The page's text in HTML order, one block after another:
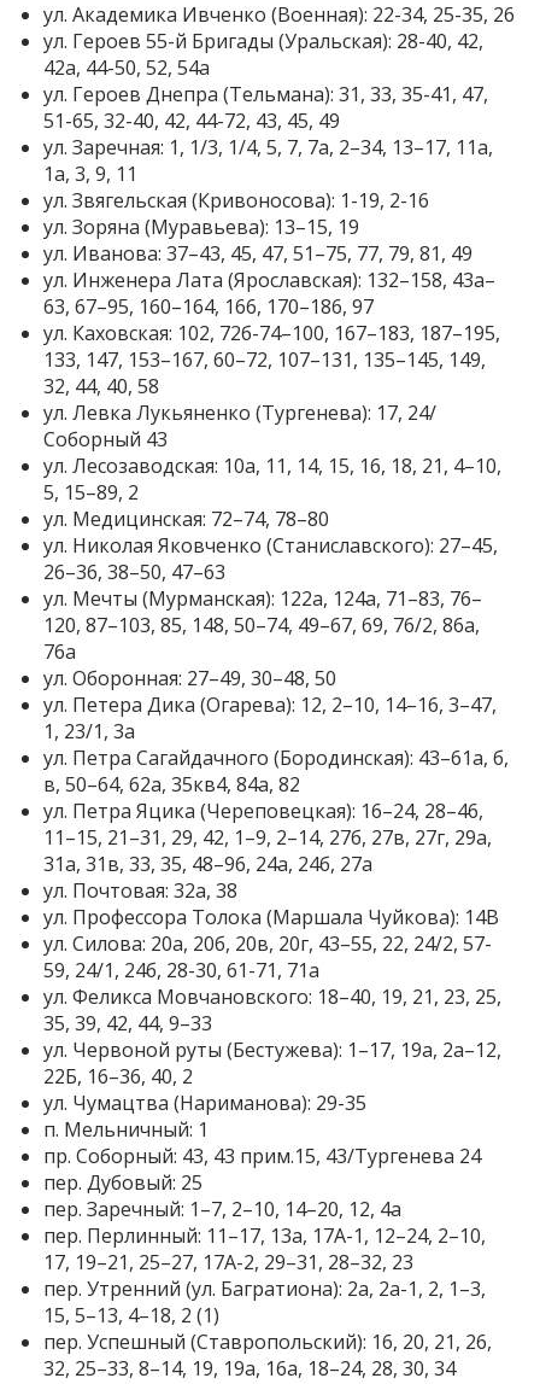
ул. Академика Ивченко (Военная): 22-34, 25-35, 26
ул. Героев 55-й Бригады (Уральская): 28-40, 42,
42а, 44-50, 52, 54а
ул. Героев Днепра (Тельмана): 31, 33, 35-41, 47,
51-65, 32-40, 42, 44-72, 43, 45, 49
ул. Заречная: 1, 1/3, 1/4, 5, 7, 7а, 2–34, 13–17, 11а,
1а, 3, 9, 11
ул. Звягельская (Кривоносова): 1-19, 2-16
ул. Зоряна (Муравьева): 13–15, 19
ул. Иванова: 37–43, 45, 47, 51–75, 77, 79, 81, 49
ул. Инженера Лата (Ярославская): 132–158, 43а–
63, 67–95, 160–164, 166, 170–186, 97
ул. Каховская: 102, 72б-74–100, 167–183, 187–195,
133, 147, 153–167, 60–72, 107–131, 135–145, 149,
32, 44, 40, 58
ул. Левка Лукьяненко (Тургенева): 17, 24/
Соборный 43
ул. Лесозаводская: 10а, 11, 14, 15, 16, 18, 21, 4–10,
5, 15–89, 2
ул. Медицинская: 72–74, 78–80
ул. Николая Яковченко (Станиславского): 27–45,
26–36, 38–50, 47–63
ул. Мечты (Мурманская): 122а, 124а, 71–83, 76–
120, 87–103, 85, 148, 50–74, 49–67, 69, 76/2, 86а,
76а
ул. Оборонная: 27–49, 30–48, 50
ул. Петера Дика (Огарева): 12, 2–10, 14–16, 3–47,
1, 23/1, 3а
ул. Петра Сагайдачного (Бородинская): 43–61а, б,
в, 50–64, 62а, 35кв4, 84а, 82
ул. Петра Яцика (Череповецкая): 16–24, 28–46,
11–15, 21–31, 29, 42, 1–9, 2–14, 27б, 27в, 27г, 29а,
31а, 31в, 33, 35, 48–96, 24а, 24б, 27а
ул. Почтовая: 32а, 38
ул. Профессора Толока (Маршала Чуйкова): 14В
ул. Силова: 20а, 20б, 20в, 20г, 43–55, 22, 24/2, 57-
59, 24/1, 24б, 28-30, 61-71, 71а
ул. Феликса Мовчановского: 18–40, 19, 21, 23, 25,
35, 39, 42, 44, 9–33
ул. Червоной руты (Бестужева): 1–17, 19а, 2а–12,
22Б, 16–36, 40, 2
ул. Чумацтва (Нариманова): 29-35
п. Мельничный: 1
пр. Соборный: 43, 43 прим.15, 43/Тургенева 24
пер. Дубовый: 25
пер. Заречный: 1–7, 2–10, 14–20, 12, 4а
пер. Перлинный: 11–17, 13а, 17А-1, 12–24, 2–10,
17, 19–21, 25–27, 17А-2, 29–31, 28–32, 23
пер. Утренний (ул. Багратиона): 2а, 2а-1, 2, 1–3,
15, 5–13, 4–18, 2 (1)
пер. Успешный (Ставропольский): 16, 20, 21, 26,
32, 25–33, 8–14, 19, 19а, 16а, 18–24, 28, 30, 34